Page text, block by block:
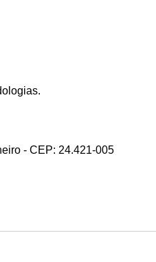
- CEP: 24.421-005